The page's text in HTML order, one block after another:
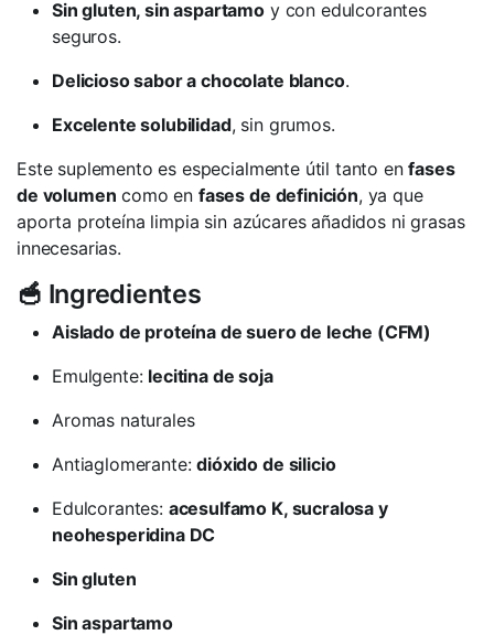
Sin gluten, sin aspartamo y con edulcorantes
seguros.
Delicioso sabor a chocolate blanco.
Excelente solubilidad, sin grumos.
Este suplemento es especialmente útil tanto enfases
de volumen como en fases de definición, ya que
aporta proteína limpia sin azúcares añadidos ni grasas
innecesarias.
🥣 Ingredientes
Aislado de proteína de suero de leche (CFM)
Emulgente: lecitina de soja
Aromas naturales
Antiaglomerante:dióxido de silicio
Edulcorantes: acesulfamo K, sucralosa y
neohesperidina DC
Sin gluten
Sin aspartamo